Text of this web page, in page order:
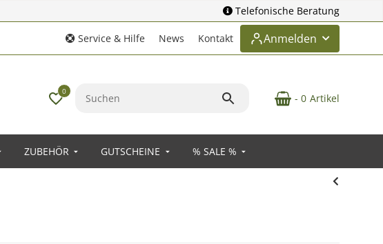
Telefonische Beratung
Service & Hilfe News Kontakt Anmelden
0
- 0 Artikel
ZUBEHÖR GUTSCHEINE % SALE %